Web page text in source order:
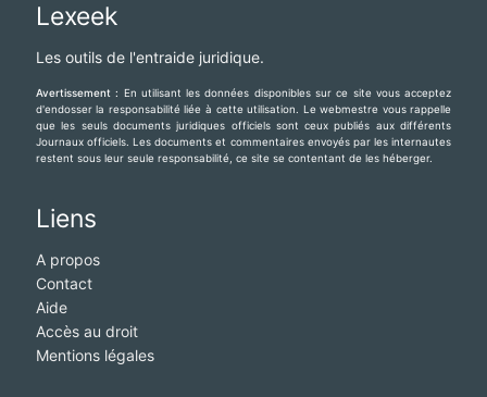
Lexeek
Les outils de l'entraide juridique.
Avertissement : En utilisant les données disponibles sur ce site vous acceptez
d'endosser la responsabilité liée à cette utilisation. Le webmestre vous rappelle
que les seuls documents juridiques officiels sont ceux publiés aux différents
Journaux officiels. Les documents et commentaires envoyés par les internautes
restent sous leur seule responsabilité, ce site se contentant de les héberger.
Liens
A propos
Contact
Aide
Accès au droit
Mentions légales